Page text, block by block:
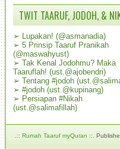
TWIT TAARUF, JODOH, &
➢ Lupakan! (@asmanadia)
➢ 5 Prinsip Taaruf Pranikah
(@maswahyust)
➢ Tak Kenal Jodohmu? Maka
Taaruflah! (ust.@ajobendri)
➢ Tentang #jodoh
➢ #jodoh (ust.@kupinang)
➢ Persiapan #Nikah
(ust.@salimafillah)
.:: Rumah Taaruf myQuran ::.